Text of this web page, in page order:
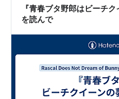
と2個あるのでまた作ります。
『青春ブタ野郎はビーチク
を読んで